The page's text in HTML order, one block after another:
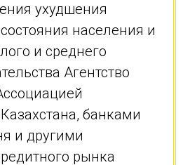
ухудшения
населения и
и среднего
Агентство
банками
и другими
рынка